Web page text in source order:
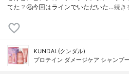
てた？🤔今回はラインでいただいた…続き
KUNDAL(クンダル)
プロテイン ダメージケア シャンプ